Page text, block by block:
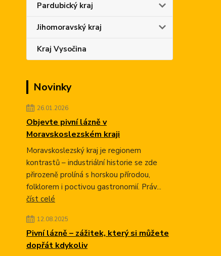
Pardubický kraj
Jihomoravský kraj
Kraj Vysočina
Novinky
26.01.2026
Objevte pivní lázně v
Moravskoslezském kraji
Moravskoslezský kraj je regionem
kontrastů – industriální historie se zde
přirozeně prolíná s horskou přírodou,
folklorem i poctivou gastronomií. Práv...
číst celé
12.08.2025
Pivní lázně – zážitek, který si můžete
dopřát kdykoliv